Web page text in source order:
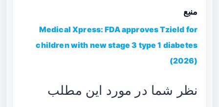
منبع
Medical Xpress: FDA approves Tzield for
children with new stage 3 type 1 diabetes
(2026)
نظر شما در مورد این مطلب